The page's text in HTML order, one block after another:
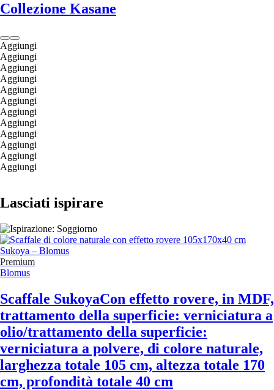
Collezione Kasane
Aggiungi
Aggiungi
Aggiungi
Aggiungi
Aggiungi
Aggiungi
Aggiungi
Aggiungi
Aggiungi
Aggiungi
Aggiungi
Aggiungi
Lasciati ispirare
Premium
Blomus
Scaffale SukoyaCon effetto rovere, in MDF,
trattamento della superficie: verniciatura a
olio/trattamento della superficie:
verniciatura a polvere, di colore naturale,
larghezza totale 105 cm, altezza totale 170
cm, profondità totale 40 cm